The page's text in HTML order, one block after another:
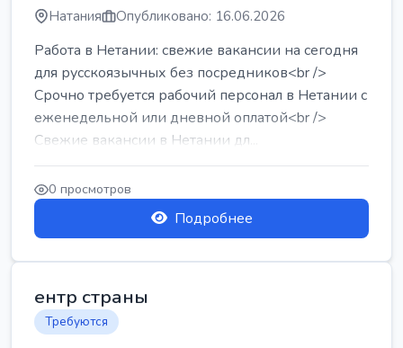
Натания Опубликовано: 16.06.2026
Работа в Нетании: свежие вакансии на сегодня
для русскоязычных без посредников<br />
Срочно требуется рабочий персонал в Нетании с
еженедельной или дневной оплатой<br />
Свежие вакансии в Нетании дл...
0 просмотров
Подробнее
ентр страны
Требуются